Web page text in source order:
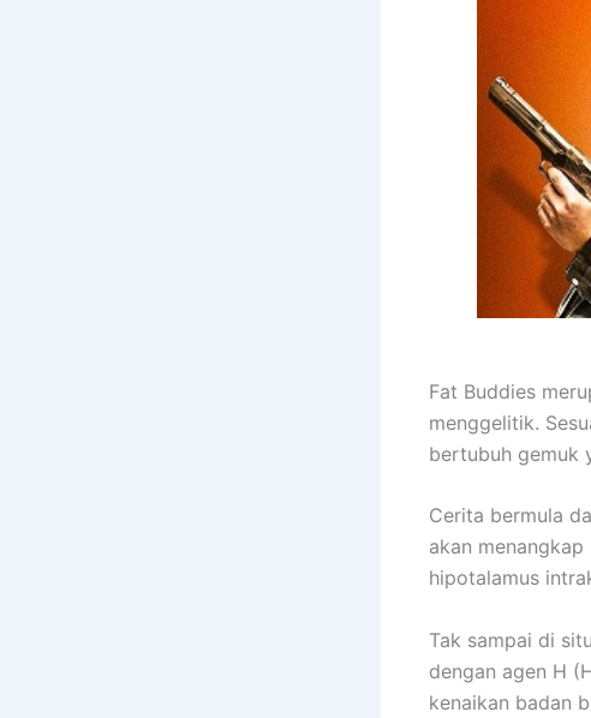
Fat Buddies
menggelitik.
bertubuh gemuk
Cerita bermula
akan
hipotalamus
Tak sampai di
dengan agen H
kenaikan badan